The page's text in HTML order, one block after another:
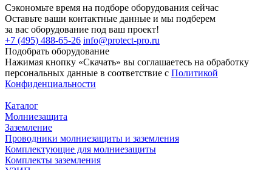
Сэкономьте время на подборе оборудования сейчас
Оставьте ваши контактные данные и мы подберем
за вас оборудование под ваш проект!
+7 (495) 488-65-26 info@protect-pro.ru
Подобрать оборудование
Нажимая кнопку «Скачать» вы соглашаетесь на обработку
персональных данные в соответствие с Политикой
Конфиденциальности
Каталог
Молниезащита
Заземление
Проводники молниезащиты и заземления
Комплектующие для молниезащиты
Комплекты заземления